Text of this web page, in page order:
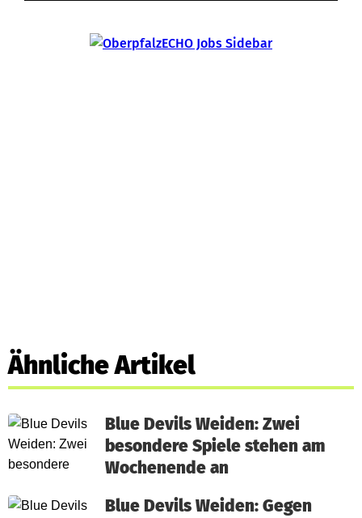
Ähnliche Artikel
Blue Devils Weiden: Zwei
besondere Spiele stehen am
Wochenende an
Blue Devils Weiden: Gegen